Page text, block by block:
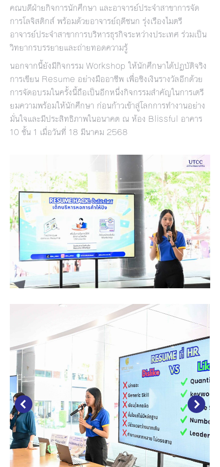
คณบดีฝ่ายกิจการนักศึกษา และอาจารย์ประจำสาขาการจัด
การโลจิสติกส์ พร้อมด้วยอาจารย์ฤดีชนก รุ่งเรืองไมตรี
อาจารย์ประจำสาขาการบริหารธุรกิจระหว่างประเทศ ร่วมเป็น
วิทยากรบรรยายและถ่ายทอดความรู้
นอกจากนี้ยังมีกิจกรรม Workshop ให้นักศึกษาได้ปฏบัติจริง
การเขียน Resume อย่างมืออาชีพ เพื่อชิงเงินรางวัลอีกด้วย
การจัดอบรมในครั้งนี้ถือเป็นอีกหนึ่งกิจกรรมสำคัญในการเตรี
ยมความพร้อมให้นักศึกษา ก่อนก้าวเข้าสู่โลกการทำงานอย่าง
มั่นใจและมีประสิทธิภาพในอนาคต ณ ห้อง Blissful อาคาร
10 ชั้น 1 เมื่อวันที่ 18 มีนาคม 2568